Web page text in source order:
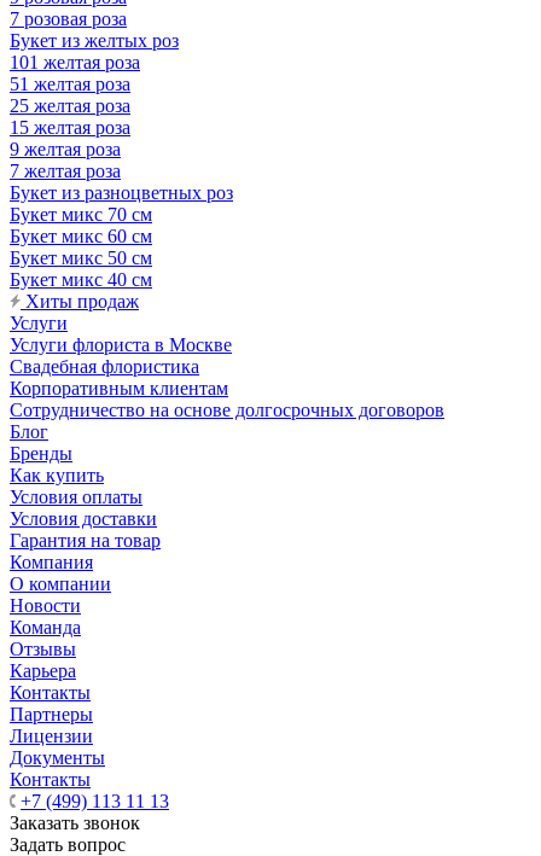
7 розовая роза
Букет из желтых роз
101 желтая роза
51 желтая роза
25 желтая роза
15 желтая роза
9 желтая роза
7 желтая роза
Букет из разноцветных роз
Букет микс 70 см
Букет микс 60 см
Букет микс 50 см
Букет микс 40 см
Хиты продаж
Услуги
Услуги флориста в Москве
Свадебная флористика
Корпоративным клиентам
Сотрудничество на основе долгосрочных договоров
Блог
Бренды
Как купить
Условия оплаты
Условия доставки
Гарантия на товар
Компания
О компании
Новости
Команда
Отзывы
Карьера
Контакты
Партнеры
Лицензии
Документы
Контакты
+7 (499) 113 11 13
Заказать звонок
Задать вопрос